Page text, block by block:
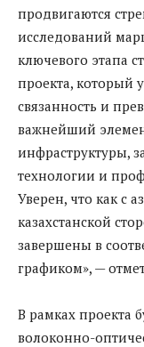
продвигаются
исследований
ключевого этапа
проекта, который
связанность и
важнейший
инфраструктуры,
технологии и
Уверен, что как с
казахстанской
завершены в
графиком», —
В рамках проекта
волоконно-